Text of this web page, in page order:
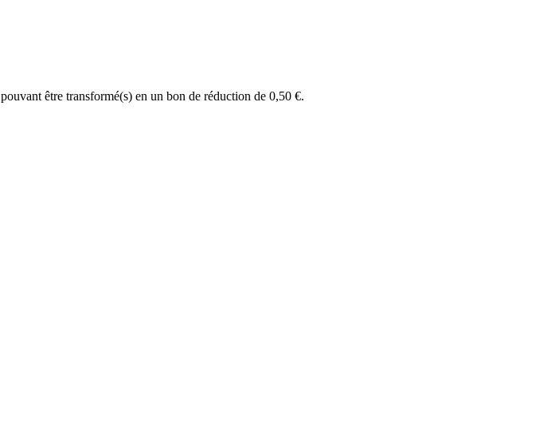
pouvant être transformé(s) en un bon de réduction de 0,50 €.